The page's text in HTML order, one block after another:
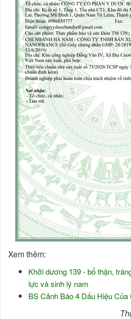
Xem thêm:
Khởi dương 139 - bổ thận,
lực và sinh lý nam
BS Cảnh Báo 4 Dấu Hiệu